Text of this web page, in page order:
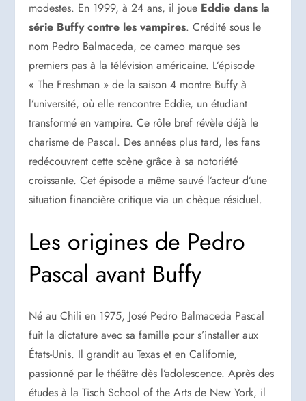
modestes. En 1999, à 24 ans, il joue Eddie dans la
série Buffy contre les vampires. Crédité sous le
nom Pedro Balmaceda, ce cameo marque ses
premiers pas à la télévision américaine. L’épisode
« The Freshman » de la saison 4 montre Buffy à
l’université, où elle rencontre Eddie, un étudiant
transformé en vampire. Ce rôle bref révèle déjà le
charisme de Pascal. Des années plus tard, les fans
redécouvrent cette scène grâce à sa notoriété
croissante. Cet épisode a même sauvé l’acteur d’une
situation financière critique via un chèque résiduel.
Les origines de Pedro
Pascal avant Buffy
Né au Chili en 1975, José Pedro Balmaceda Pascal
fuit la dictature avec sa famille pour s’installer aux
États-Unis. Il grandit au Texas et en Californie,
passionné par le théâtre dès l’adolescence. Après des
études à la Tisch School of the Arts de New York, il